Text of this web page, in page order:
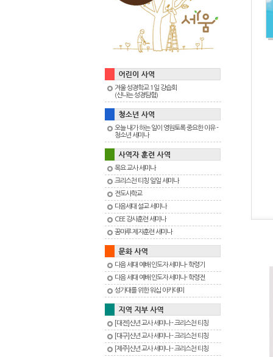
겨울 성경학교 1일 강습회
(신나는 성경탐험)
오늘 내가 하는 일이 영원토록 중요한 이유 -
청소년 세미나
목요 교사 세미나
크리스천 티칭 일일 세미나
전도사학교
다음세대 설교 세미나
CEE 강사훈련 세미나
꿈마루 제자훈련 세미나
다음 세대 예배 인도자 세미나- 학령기
다음 세대 예배 인도자 세미나- 학령전
성가대를 위한 워십 아카데미
[대전]신년 교사 세미나 - 크리스천 티칭
[대구]신년 교사 세미나 - 크리스천 티칭
[제주]신년 교사 세미나 - 크리스천 티칭